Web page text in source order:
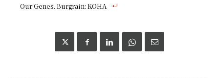
Our Genes. Burgrain: KOHA